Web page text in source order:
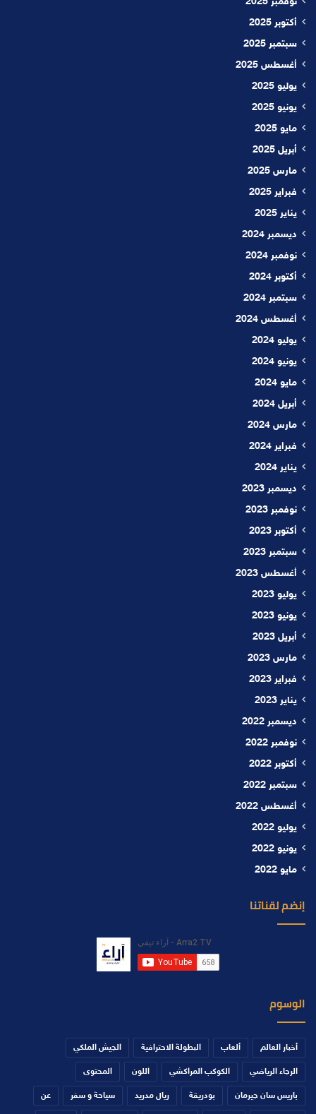
نوفمبر 2025
أكتوبر 2025
سبتمبر 2025
أغسطس 2025
يوليو 2025
يونيو 2025
مايو 2025
أبريل 2025
مارس 2025
فبراير 2025
يناير 2025
ديسمبر 2024
نوفمبر 2024
أكتوبر 2024
سبتمبر 2024
أغسطس 2024
يوليو 2024
يونيو 2024
مايو 2024
أبريل 2024
مارس 2024
فبراير 2024
يناير 2024
ديسمبر 2023
نوفمبر 2023
أكتوبر 2023
سبتمبر 2023
أغسطس 2023
يوليو 2023
يونيو 2023
أبريل 2023
مارس 2023
فبراير 2023
يناير 2023
ديسمبر 2022
نوفمبر 2022
أكتوبر 2022
سبتمبر 2022
أغسطس 2022
يوليو 2022
يونيو 2022
مايو 2022
إنضم لقناتنا
الوسوم
أخبار العالم ألعاب البطولة الاحترافية الجيش الملكي
الرجاء الرياضي الكوكب المراكشي اللون المحتوى
باريس سان جيرمان بودريقة ريال مدريد سياحة و سفر عن